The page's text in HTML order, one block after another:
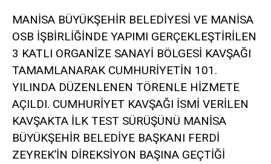
MANİSA BÜYÜKŞEHİR BELEDİYESİ VE MANİSA
OSB İŞBİRLİĞİNDE YAPIMI GERÇEKLEŞTİRİLEN
3 KATLI ORGANİZE SANAYİ BÖLGESİ KAVŞAĞI
TAMAMLANARAK CUMHURİYETİN 101.
YILINDA DÜZENLENEN TÖRENLE HİZMETE
AÇILDI. CUMHURİYET KAVŞAĞI İSMİ VERİLEN
KAVŞAKTA İLK TEST SÜRÜŞÜNÜ MANİSA
BÜYÜKŞEHİR BELEDİYE BAŞKANI FERDİ
ZEYREK’İN DİREKSİYON BAŞINA GEÇTİĞİ